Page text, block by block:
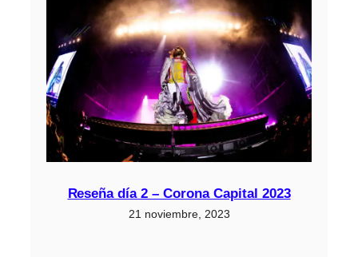
Reseña día 2 – Corona Capital 2023
21 noviembre, 2023